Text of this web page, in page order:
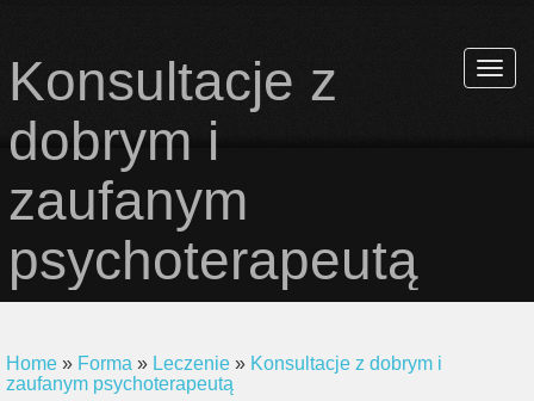
Konsultacje z
dobrym i
zaufanym
psychoterapeutą
Home » Forma » Leczenie » Konsultacje z dobrym i
zaufanym psychoterapeutą